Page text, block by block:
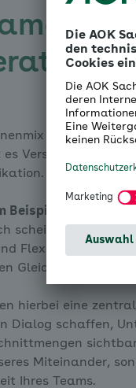
nicht zur
Verständnis
Beispiel das
scheinbar
Flexibilität nicht
Gleichgewicht
hierbei eine
Dialog schaffen,
Miteinander,
Ihres Teams.